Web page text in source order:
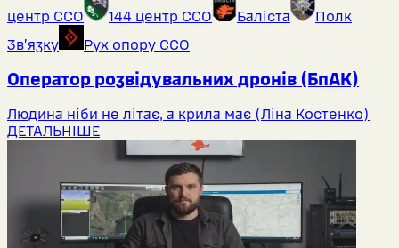
центр ССО
144 центр ССО Баліста
Полк
Звʼязку
Рух опору ССО
Оператор розвідувальних дронів (БпАК)
Людина ніби не літає, а крила має (Ліна Костенко)
ДЕТАЛЬНІШЕ